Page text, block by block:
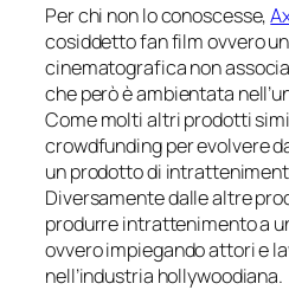
Per chi non lo conoscesse,
cosiddettofan filmovvero
cinematografica non
che però è ambientata
Come molti altri prodotti
crowdfunding per evolvere
un prodotto di
Diversamente dalle altre
produrre intrattenimento a
ovvero impiegando attori e
nell’industria hollywoodiana.